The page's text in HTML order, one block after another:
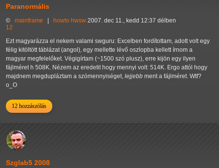
Paranormális
© mainframe howto hwsw 2007. dec 11., kedd 12:37 délben
12
Ezt magyarázza el nekem valami swguru: Excelben fordítottam, adott volt egy
félig kitöltött táblázat (angol), egy mellette lévő oszlopba kellett írnom a
magyar megfelelőket. Végigírtam (~1500 szó plusz), erre kijön egy ilyen
fájlméret h 508K. Nézem az eredetit hogy mennyi volt: 514K. Ergo attól hogy
majdnem megdupláztam a szómennyiséget, lejjebb ment a fájlméret. Wtf?
o_O
12 hozzászólás
Szglab5 2008